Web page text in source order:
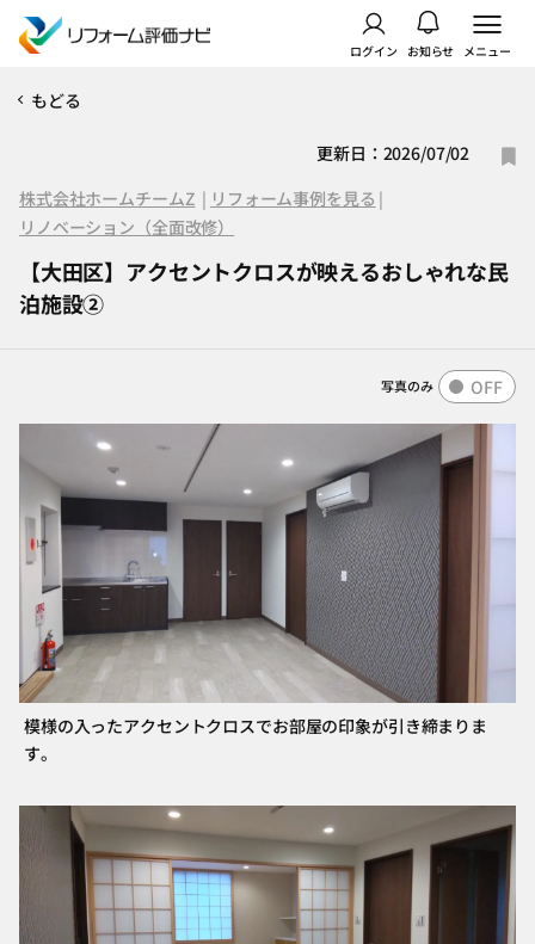
ログイン お知らせ メニュー
もどる
更新日：2026/07/02
株式会社ホームチームZ | リフォーム事例を見る |
リノベーション（全面改修）
【大田区】アクセントクロスが映えるおしゃれな民
泊施設②
写真のみ OFF
模様の入ったアクセントクロスでお部屋の印象が引き締まりま
す。